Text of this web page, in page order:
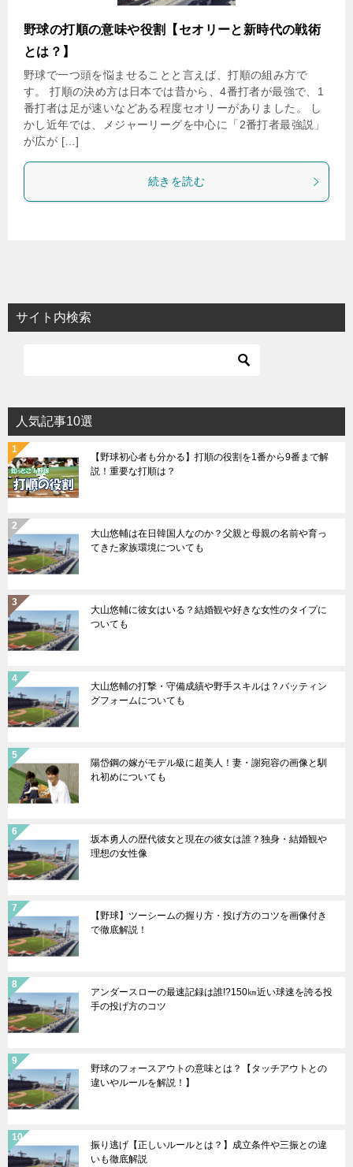
野球の打順の意味や役割【セオリーと新時代の戦術
とは？】
野球で一つ頭を悩ませることと言えば、打順の組み方で
す。 打順の決め方は日本では昔から、4番打者が最強で、1
番打者は足が速いなどある程度セオリーがありました。 し
かし近年では、メジャーリーグを中心に「2番打者最強説」
が広が […]
続きを読む
サイト内検索
人気記事10選
【野球初心者も分かる】打順の役割を1番から9番まで解
説！重要な打順は？
大山悠輔は在日韓国人なのか？父親と母親の名前や育っ
てきた家族環境についても
大山悠輔に彼女はいる？結婚観や好きな女性のタイプに
ついても
大山悠輔の打撃・守備成績や野手スキルは？バッティン
グフォームについても
陽岱鋼の嫁がモデル級に超美人！妻・謝宛容の画像と馴
れ初めについても
坂本勇人の歴代彼女と現在の彼女は誰？独身・結婚観や
理想の女性像
【野球】ツーシームの握り方・投げ方のコツを画像付き
で徹底解説！
アンダースローの最速記録は誰!?150㎞近い球速を誇る投
手の投げ方のコツ
野球のフォースアウトの意味とは？【タッチアウトとの
違いやルールを解説！】
振り逃げ【正しいルールとは？】成立条件や三振との違
いも徹底解説